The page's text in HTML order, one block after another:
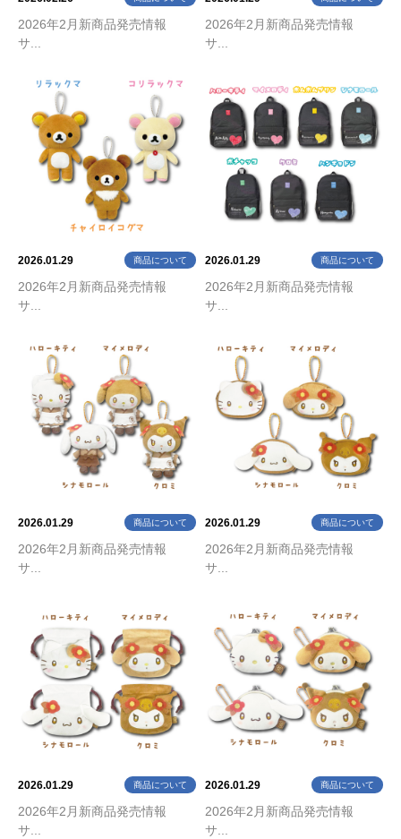
2026年2月新商品発売情報
サ...
2026年2月新商品発売情報
サ...
2026.01.29 商品について
2026年2月新商品発売情報
サ...
2026.01.29 商品について
2026年2月新商品発売情報
サ...
2026.01.29 商品について
2026年2月新商品発売情報
サ...
2026.01.29 商品について
2026年2月新商品発売情報
サ...
2026.01.29 商品について
2026年2月新商品発売情報
サ...
2026.01.29 商品について
2026年2月新商品発売情報
サ...